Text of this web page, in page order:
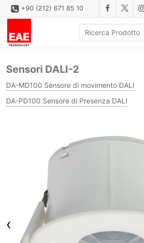
+90 (212) 671 85 10
FAMILIE DI PRODOTTI
CONFIGURATORE
CONTATTO
MODULO DI CONTATTO
Sensori DALI-2
DA-MD100 Sensore di movimento DALI
DA-PD100 Sensore di Presenza DALI
‹